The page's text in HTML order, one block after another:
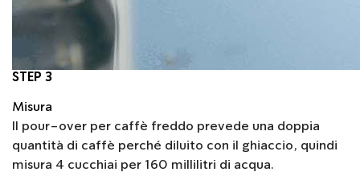
STEP 3
Misura
Il pour-over per caffè freddo prevede una doppia
quantità di caffè perché diluito con il ghiaccio, quindi
misura 4 cucchiai per 160 millilitri di acqua.